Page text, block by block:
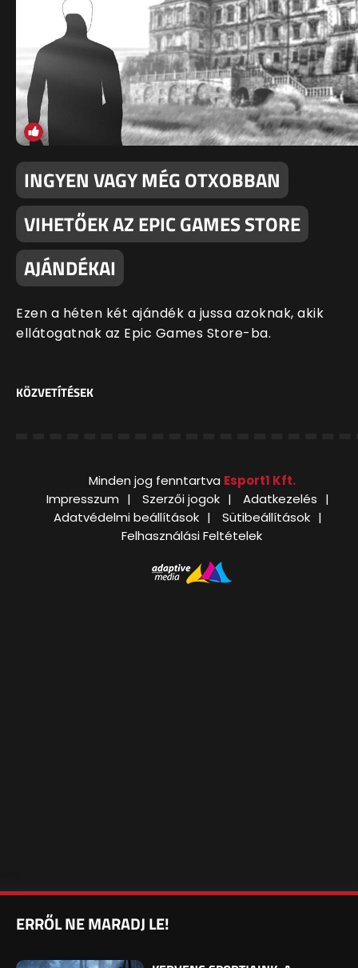
INGYEN VAGY MÉG OTXOBBAN
VIHETŐEK AZ EPIC GAMES STORE
AJÁNDÉKAI
Ezen a héten két ajándék a jussa azoknak, akik
ellátogatnak az Epic Games Store-ba.
KÖZVETÍTÉSEK
Minden jog fenntartva Esport1 Kft.
Impresszum
Szerzői jogok
Adatkezelés
Adatvédelmi beállítások
Sütibeállítások
Felhasználási Feltételek
ERRŐL NE MARADJ LE!